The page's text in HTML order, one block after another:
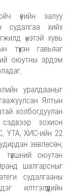
үеийн залуу
судалгаа хийх
үнэтэй хувь
түүхэн гавьяаг
оюутны эрдэм
уралдааныг
Ялтын
холбогдуулан
зохион
ҮТА, ХИС-ийн 22
зөвлөсөн,
оюутан
шалгарсныг
судалгааны
илтгэлүүдийн